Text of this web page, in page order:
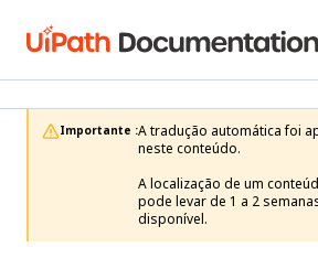
Importante :A tradução automática foi
neste conteúdo.
A localização de um
pode levar de 1 a 2
disponível.